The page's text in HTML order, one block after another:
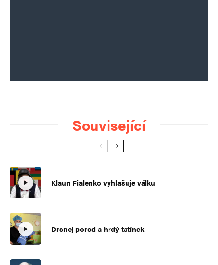
Související
Klaun Fialenko vyhlašuje válku
Drsnej porod a hrdý tatínek